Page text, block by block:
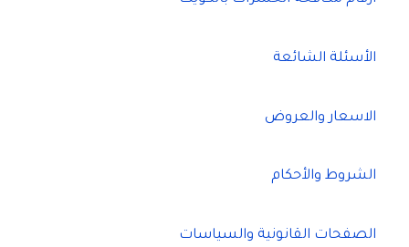
الأسئلة الشائعة
الاسعار والعروض
الشروط والأحكام
الصفحات القانونية والسياسات